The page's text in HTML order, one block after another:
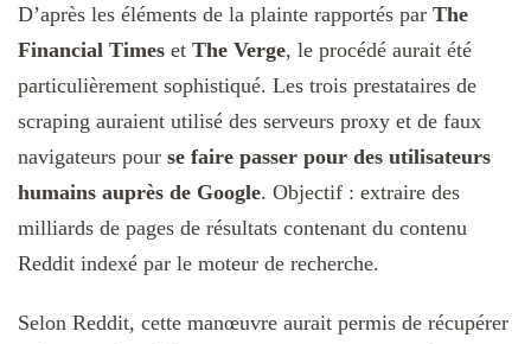
D’après les éléments de la plainte rapportés par The
Financial Times et The Verge, le procédé aurait été
particulièrement sophistiqué. Les trois prestataires de
scraping auraient utilisé des serveurs proxy et de faux
navigateurs pour se faire passer pour des utilisateurs
humains auprès de Google. Objectif : extraire des
milliards de pages de résultats contenant du contenu
Reddit indexé par le moteur de recherche.
Selon Reddit, cette manœuvre aurait permis de récupérer